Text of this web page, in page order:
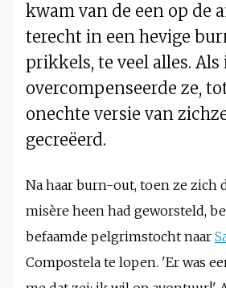
kwam van de een op de
terecht in een hevige
prikkels, te veel alles.
overcompenseerde ze,
onechte versie van
gecreëerd.
Na haar burn-out, toen ze zich
misère heen had geworsteld,
befaamde pelgrimstocht naar
Compostela te lopen. 'Er was